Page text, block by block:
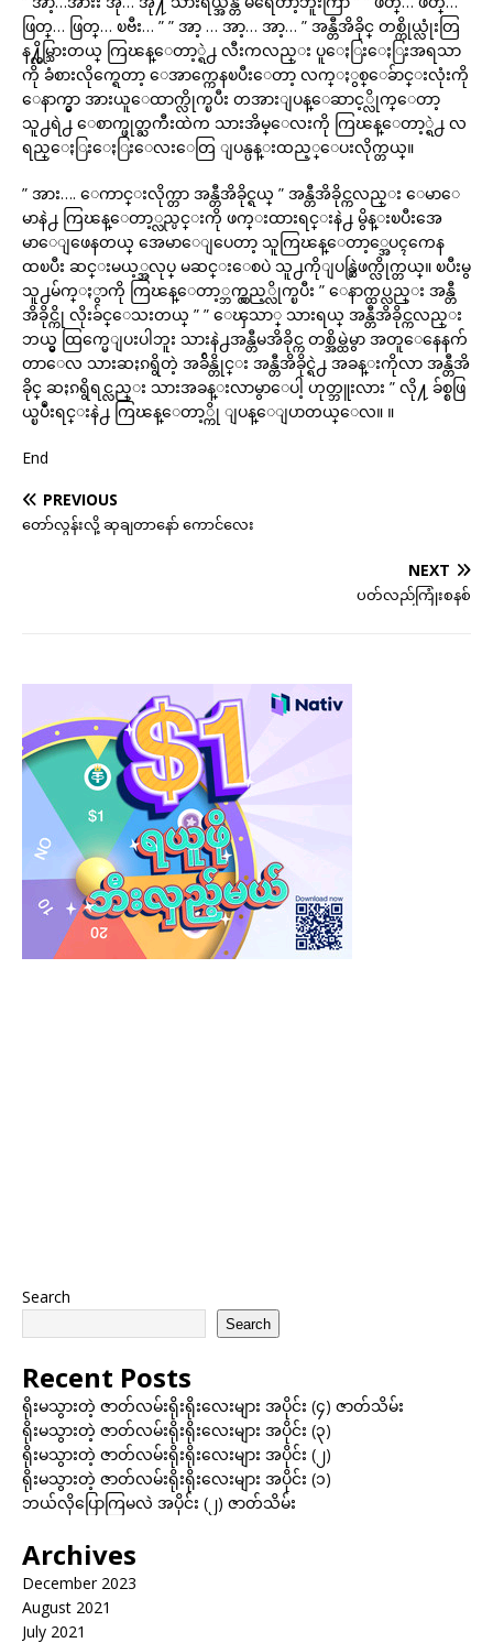
ဖြတ္… ဖြတ္… ၿဗီး… ” ” အာ့ … အာ့… အာ့… ” အန္တီအိခိုင္ တစ္ကိုယ္လုံးတြ
န႔္လိမ္သြားတယ္ ကြၽန္ေတာ့္ရဲ႕ လီးကလည္း ပူေႏြးေႏြးအရသာ
ကို ခံစားလိုက္ရေတာ့ ေအာက္ကေနၿပီးေတာ့ လက္ႏွစ္ေခ်ာင္းလုံးကို
ေနာက္မွာ အားယူေထာက္လိုက္ၿပီး တအားျပန္ေဆာင့္လိုက္ေတာ့
သူ႕ရဲ႕ ေစာက္ဖုတ္ႀကီးထဲက သားအိမ္ေလးကို ကြၽန္ေတာ့္ရဲ႕ လ
ရည္ေႏြးေႏြးေလးေတြ ျပန္ပန္းထည့္ေပးလိုက္တယ္။
” အား…. ေကာင္းလိုက္တာ အန္တီအိခိုင္ရယ္ ” အန္တီအိခိုင္ကလည္း ေမာေ
မာနဲ႕ ကြၽန္ေတာ့္လည္ပင္းကို ဖက္းထားရင္းနဲ႕ မွိန္းၿပီးအေ
မာေျဖေနတယ္ အေမာေျပေတာ့ သူကြၽန္ေတာ့္အေပၚကေန
ထၿပီး ဆင္းမယ့္အလုပ္ မဆင္းေစပဲ သူ႕ကိုျပန္ဆြဲဖက္လိုက္တယ္။ ၿပီးမွ
သူ႕မ်က္ႏွာကို ကြၽန္ေတာ့္ဘက္လွည့္လိုက္ၿပီး ” ေနာက္ထပ္လည္း အန္တီ
အိခိုင္ကို လိုးခ်င္ေသးတယ္ ” ” ေၾသာ္ သားရယ္ အန္တီအိခိုင္ကလည္း
ဘယ္မွ ထြက္မေျပးပါဘူး သားနဲ႕အန္တီမအိခိုင္က တစ္အိမ္ထဲမွာ အတူေနေနက်
တာေလ သားဆႏၵရွိတဲ့ အခ်ိန္တိုင္း အန္တီအိခိုင္ရဲ႕ အခန္းကိုလာ အန္တီအိ
ခိုင္ ဆႏၵရွိရင္လည္း သားအခန္းလာမွာေပါ့ ဟုတ္ဘူးလား ” လို႔ ခ်စ္စဖြ
ယ္ၿပဳံးရင္းနဲ႕ ကြၽန္ေတာ့္ကို ျပန္ေျပာတယ္ေလ။ ။
End
PREVIOUS
တော်လွန်းလို့ ဆုချတာနော် ကောင်လေး
NEXT
ပတ်လည်ကြုံးစနစ်
Search
Search
Recent Posts
ရိုးမသွားတဲ့ ဇာတ်လမ်းရိုးရိုးလေးများ အပိုင်း (၄) ဇာတ်သိမ်း
ရိုးမသွားတဲ့ ဇာတ်လမ်းရိုးရိုးလေးများ အပိုင်း (၃)
ရိုးမသွားတဲ့ ဇာတ်လမ်းရိုးရိုးလေးများ အပိုင်း (၂)
ရိုးမသွားတဲ့ ဇာတ်လမ်းရိုးရိုးလေးများ အပိုင်း (၁)
ဘယ်လိုပြောကြမလဲ အပိုင်း (၂) ဇာတ်သိမ်း
Archives
December 2023
August 2021
July 2021